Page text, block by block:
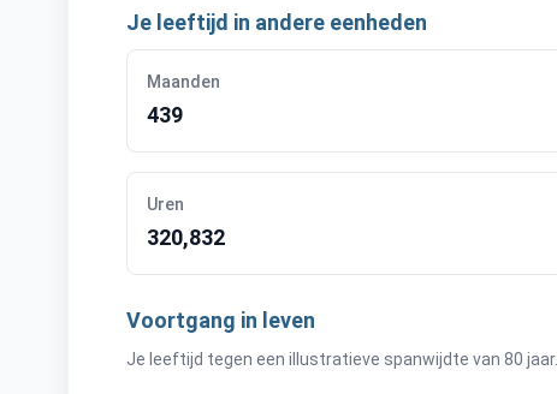
Je leeftijd in andere eenheden
Maanden
439
Uren
320,832
Voortgang in leven
Je leeftijd tegen een illustratieve spanwijdte van 80 jaar.